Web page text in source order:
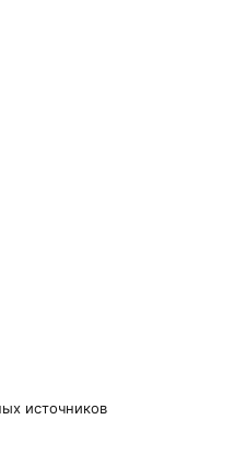
источников